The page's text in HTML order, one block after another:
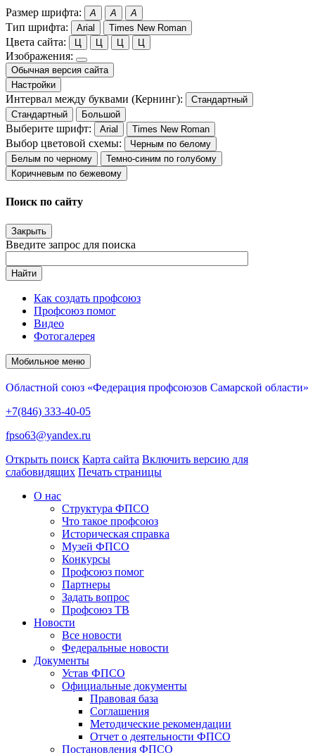
Размер шрифта: A A A
Тип шрифта: Arial Times New Roman
Цвета сайта: Ц Ц Ц Ц
Изображения:
Обычная версия сайта
Настройки
Интервал между буквами (Кернинг):
Стандартный
Стандартный
Большой
Выберите шрифт: Arial Times New Roman
Выбор цветовой схемы:
Черным по белому
Белым по черному
Темно-синим по голубому
Коричневым по бежевому
Поиск по сайту
Закрыть
Введите запрос для поиска
Найти
Как создать профсоюз
Профсоюз помог
Видео
Фотогалерея
Мобильное меню
Областной союз «Федерация профсоюзов Самарской области»
+7(846) 333-40-05
fpso63@yandex.ru
Открыть поиск Карта сайта Включить версию для
слабовидящих Печать страницы
О нас
Структура ФПСО
Что такое профсоюз
Историческая справка
Музей ФПСО
Конкурсы
Профсоюз помог
Партнеры
Задать вопрос
Профсоюз ТВ
Новости
Все новости
Федеральные новости
Документы
Устав ФПСО
Официальные документы
Правовая база
Соглашения
Методические рекомендации
Отчет о деятельности ФПСО
Постановления ФПСО